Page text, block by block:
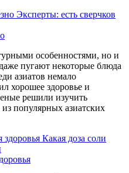
Эксперты: есть сверчков
особенностями, но и
пугают некоторые блюда
азиатов немало
хорошее здоровье и
решили изучить
из популярных азиатских
Какая доза соли